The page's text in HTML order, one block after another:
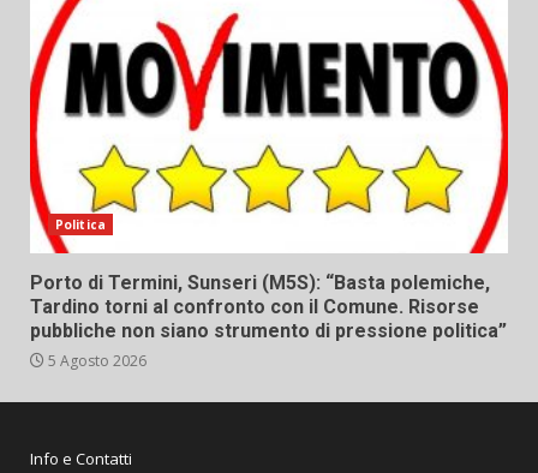
Politica
Porto di Termini, Sunseri (M5S): “Basta polemiche,
Tardino torni al confronto con il Comune. Risorse
pubbliche non siano strumento di pressione politica”
5 Agosto 2026
Info e Contatti